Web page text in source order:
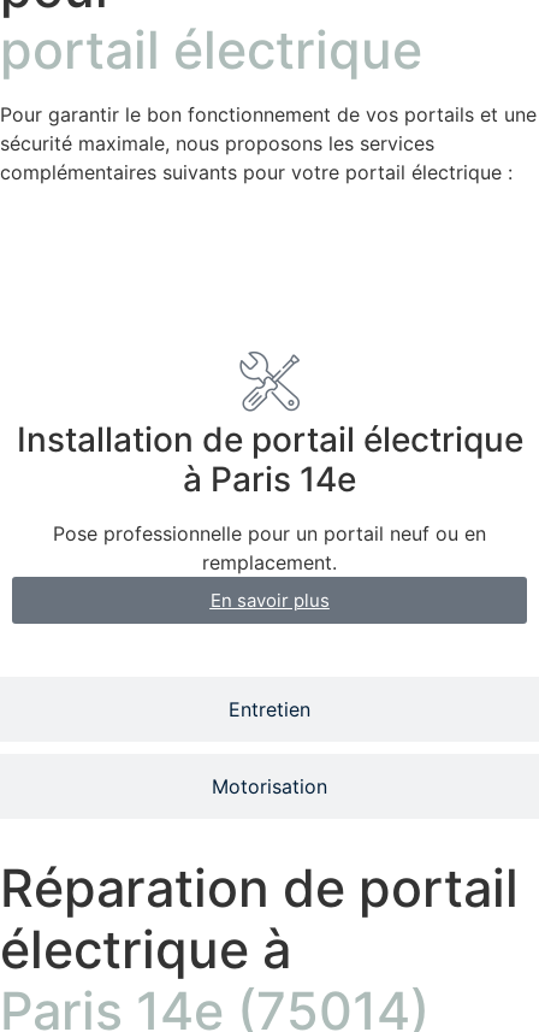
portail électrique
Pour garantir le bon fonctionnement de vos portails et une
sécurité maximale, nous proposons les services
complémentaires suivants pour votre portail électrique :
Entretien
Motorisation
Installation de portail électrique
à Paris 14e
Pose professionnelle pour un portail neuf ou en
remplacement.
En savoir plus
Réparation de portail
électrique à
Paris 14e (75014)